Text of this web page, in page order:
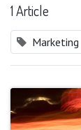
1 Article
Marketing